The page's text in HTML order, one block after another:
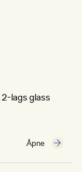
lags glass
Åpne